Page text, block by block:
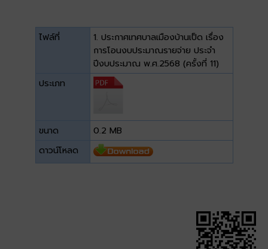
ไฟล์ที่
1. ประกาศเทศบาลเมืองบ้านเป็ด เรื่อง
การโอนงบประมาณรายจ่าย ประจำ
ปีงบประมาณ พ.ศ.2568 (ครั้งที่ 11)
ประเภท
ขนาด
0.2 MB
ดาวน์โหลด